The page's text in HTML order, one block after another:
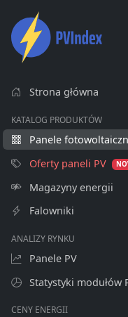
Strona główna
KATALOG PRODUKTÓW
Panele
Oferty paneli PV
Magazyny energii
Falowniki
ANALIZY RYNKU
Panele PV
Statystyki modułów
CENY ENERGII